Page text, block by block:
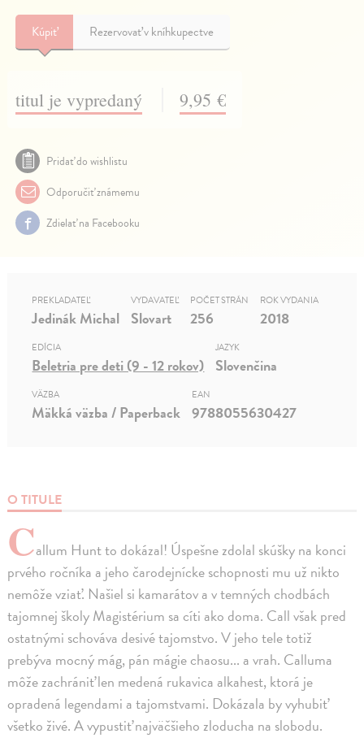
Kúpiť Rezervovať v kníhkupectve
titul je vypredaný 9,95 €
Pridať do wishlistu
Odporučiť známemu
Zdielať na Facebooku
O TITULE
Callum Hunt to dokázal! Úspešne zdolal skúšky na konci
prvého ročníka a jeho čarodejnícke schopnosti mu už nikto
nemôže vziať. Našiel si kamarátov a v temných chodbách
tajomnej školy Magistérium sa cíti ako doma. Call však pred
ostatnými schováva desivé tajomstvo. V jeho tele totiž
prebýva mocný mág, pán mágie chaosu... a vrah. Calluma
môže zachrániť len medená rukavica alkahest, ktorá je
opradená legendami a tajomstvami. Dokázala by vyhubiť
všetko živé. A vypustiť najväčšieho zloducha na slobodu.
PREKLADATEĽ
Jedinák Michal
VYDAVATEĽ
Slovart
POČET STRÁN
256
ROK VYDANIA
2018
EDÍCIA
Beletria pre deti (9 - 12 rokov)
JAZYK
Slovenčina
VÄZBA
Mäkká väzba / Paperback
EAN
9788055630427